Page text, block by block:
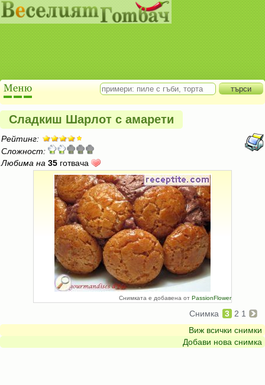
Сладкиш Шарлот с амарети
Рейтинг:
Сложност:
Любима на 35 готвача
Снимката е добавена от PassionFlower
Снимка 3 2 1
Виж всички снимки
Добави нова снимка